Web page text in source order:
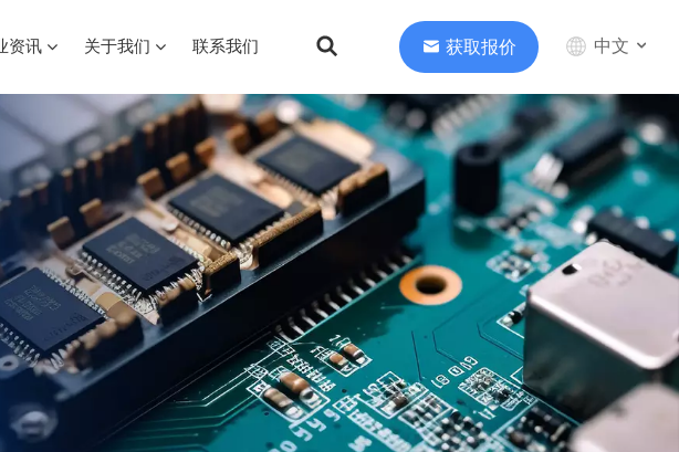
资讯 关于我们 联系我们 获取报价 中文
English
中文
Deutsch